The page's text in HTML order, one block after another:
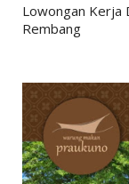
Lowongan Kerja
Rembang